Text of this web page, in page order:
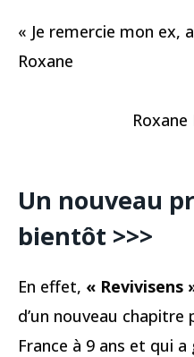
« Je remercie mon ex,
Roxane
Roxane
Un nouveau
bientôt >>>
En effet, « Revivisens
d’un nouveau chapitre
France à 9 ans et qui a